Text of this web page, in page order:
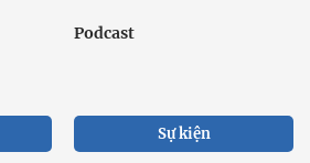
Podcast
Sự kiện